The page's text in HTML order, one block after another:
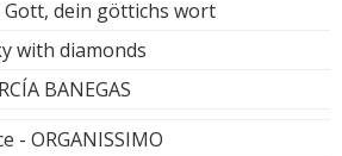
Gott, dein göttichs wort
with diamonds
BANEGAS
- ORGANISSIMO